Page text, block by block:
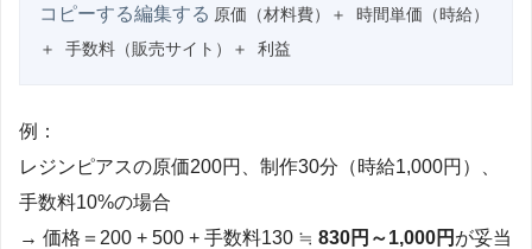
コピーする編集する 原価（材料費）＋ 時間単価（時給）
例：
レジンピアスの原価200円、制作30分（時給1,000円）、
手数料10%の場合
→ 価格＝200 + 500 + 手数料130 ≒ 830円～1,000円 が妥当